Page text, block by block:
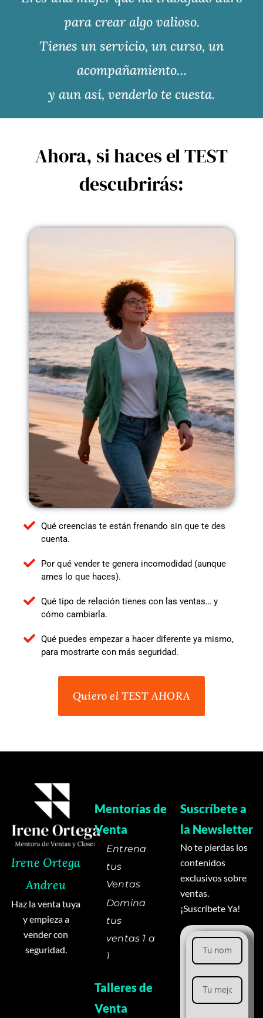
para crear algo valioso.
Tienes un servicio, un curso, un
acompañamiento…
y aun así, venderlo te cuesta.
Ahora, si haces el TEST
descubrirás:
Qué creencias te están frenando sin que te des
cuenta.
Por qué vender te genera incomodidad (aunque
ames lo que haces).
Qué tipo de relación tienes con las ventas… y
cómo cambiarla.
Qué puedes empezar a hacer diferente ya mismo,
para mostrarte con más seguridad.
Quiero el TEST AHORA
Irene Ortega
Andreu
Haz la venta tuya
y empieza a
vender con
seguridad.
Mentorías de
Venta
Entrena
tus
Ventas
Domina
tus
ventas 1 a
1
Talleres de
Venta
Suscríbete a
la Newsletter
No te pierdas los
contenidos
exclusivos sobre
ventas.
¡Suscríbete Ya!